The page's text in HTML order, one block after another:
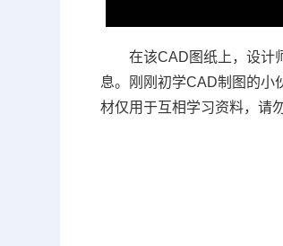
在该CAD图纸上，设计
息。刚刚初学CAD制图的小
材仅用于互相学习资料，请